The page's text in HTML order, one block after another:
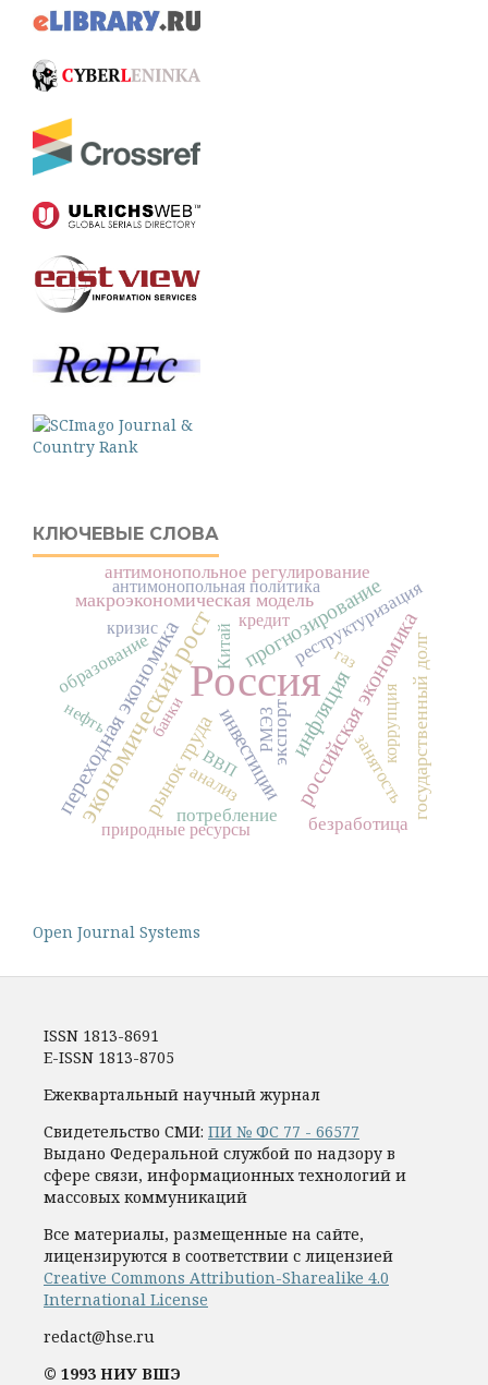
КЛЮЧЕВЫЕ СЛОВА
Россия
экономический рост
переходная экономика инфляция
российская экономика
рынок трудаинвестиции
прогнозирование
макроэкономическая модель
государственный долг
экспорт
образование
антимонопольное регулирование
занятость
реструктуризация
потребление безработица
анализ
антимонопольная политика
Китай
природные ресурсы
газ
кризис
нефть банки коррупция
РМЭЗ
ВВП
кредит
Open Journal Systems
ISSN 1813-8691
E-ISSN 1813-8705
Ежеквартальный научный журнал
Свидетельство СМИ: ПИ № ФС 77 - 66577
Выдано Федеральной службой по надзору в
сфере связи, информационных технологий и
массовых коммуникаций
Все материалы, размещенные на сайте,
лицензируются в соответствии с лицензией
Creative Commons Attribution-Sharealike 4.0
International License
redact@hse.ru
© 1993 НИУ ВШЭ